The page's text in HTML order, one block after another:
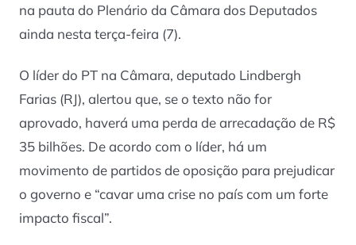
na pauta do Plenário da Câmara dos Deputados
ainda nesta terça-feira (7).
O líder do PT na Câmara, deputado Lindbergh
Farias (RJ), alertou que, se o texto não for
aprovado, haverá uma perda de arrecadação de R$
35 bilhões. De acordo com o líder, há um
movimento de partidos de oposição para prejudicar
o governo e “cavar uma crise no país com um forte
impacto fiscal”.